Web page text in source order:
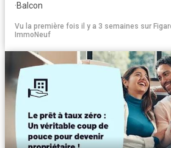
·Balcon
Vu la première fois il y a 3 semaines sur
ImmoNeuf